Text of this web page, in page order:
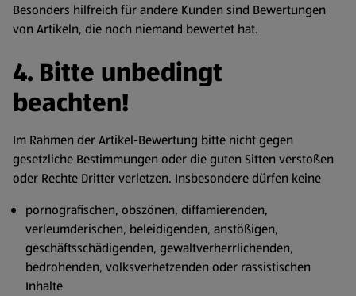
Besonders hilfreich für andere Kunden sind Bewertungen
von Artikeln, die noch niemand bewertet hat.
4. Bitte unbedingt
beachten!
Im Rahmen der Artikel-Bewertung bitte nicht gegen
gesetzliche Bestimmungen oder die guten Sitten verstoßen
oder Rechte Dritter verletzen. Insbesondere dürfen keine
pornografischen, obszönen, diffamierenden,
verleumderischen, beleidigenden, anstößigen,
geschäftsschädigenden, gewaltverherrlichenden,
bedrohenden, volksverhetzenden oder rassistischen
Inhalte